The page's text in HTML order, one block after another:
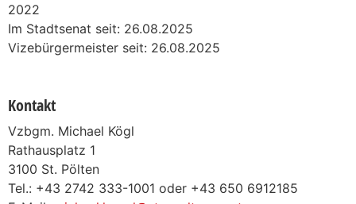
2022
Im Stadtsenat seit: 26.08.2025
Vizebürgermeister seit: 26.08.2025
Kontakt
Vzbgm. Michael Kögl
Rathausplatz 1
3100 St. Pölten
Tel.: +43 2742 333-1001 oder +43 650 6912185